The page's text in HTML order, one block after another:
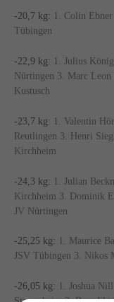
-20,7 kg: 1. Colin
Tübingen
-22,9 kg: 1. Julius
Nürtingen 3. Marc
Kustusch
-23,7 kg: 1. Valentin
Reutlingen 3. Henri
Kirchheim
-24,3 kg: 1. Julian
Kirchheim 3. Dominik
JV Nürtingen
-25,25 kg: 1. Maurice
JSV Tübingen 3. Nikos
-26,05 kg: 1. Joshua